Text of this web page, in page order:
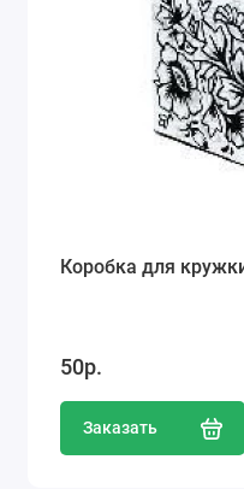
Коробка для
50р.
Заказать